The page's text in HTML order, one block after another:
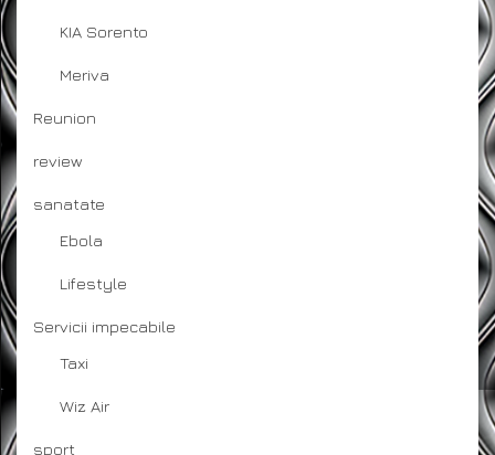
KIA Sorento
Meriva
Reunion
review
sanatate
Ebola
Lifestyle
Servicii impecabile
Taxi
Wiz Air
sport